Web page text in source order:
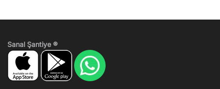
Sanal Şantiye ®